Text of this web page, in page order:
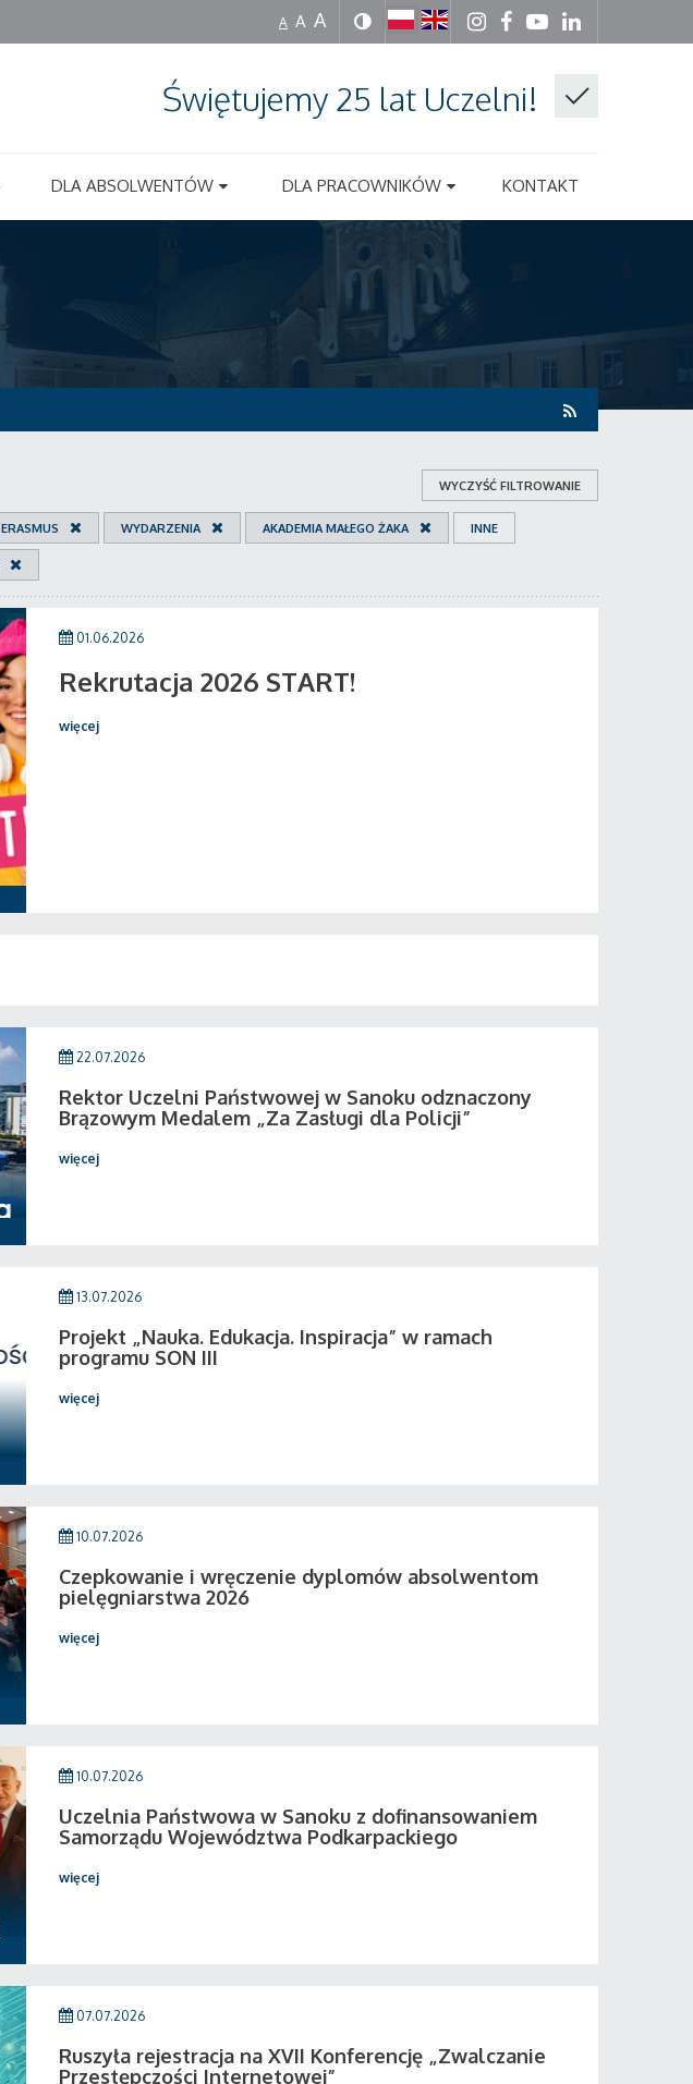
A A A
Świętujemy 25 lat Uczelni!
DLA ABSOLWENTÓW DLA PRACOWNIKÓW KONTAKT
WYCZYŚĆ FILTROWANIE
ERASMUS WYDARZENIA AKADEMIA MAŁEGO ŻAKA INNE
01.06.2026
Rekrutacja 2026 START!
więcej
22.07.2026
Rektor Uczelni Państwowej w Sanoku odznaczony
Brązowym Medalem „Za Zasługi dla Policji”
więcej
13.07.2026
Projekt „Nauka. Edukacja. Inspiracja” w ramach
programu SON III
więcej
10.07.2026
Czepkowanie i wręczenie dyplomów absolwentom
pielęgniarstwa 2026
więcej
10.07.2026
Uczelnia Państwowa w Sanoku z dofinansowaniem
Samorządu Województwa Podkarpackiego
więcej
07.07.2026
Ruszyła rejestracja na XVII Konferencję „Zwalczanie
Przestępczości Internetowej”